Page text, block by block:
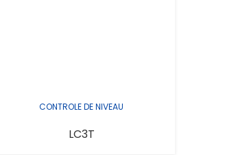
CONTROLE DE NIVEAU
LC3T